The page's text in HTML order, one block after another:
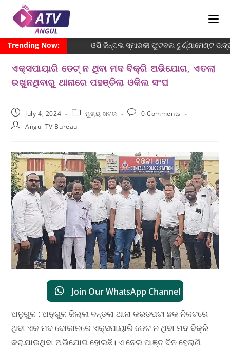
Trending Now: ଓପି ଜିନ୍ଦଲ ସ୍ମାରକୀ ଫୁଟବଲ ଟୁର୍ଣ୍ଣାମେଣ୍ଟ
ଏକ୍ସପାୟାରି ଡେଟ୍ ନ ଥିବା ମଦ ବିକ୍ରି ଅଭିଯୋଗ, ଏତଲା
ରଖୁନଥିବାରୁ ଥାନାରେ ପହଞ୍ଚିଲା ଓକିଲ ସଂଘ
July 4, 2024 ମୁଖ୍ୟ ଖବର
0 Comments
Angul TV Bureau
Join Our WhatsApp Channel
ଅନୁଗୁଳ : ଅନୁଗୁଳ ଜିଲ୍ଲା ବନ୍ତଳା ଥାନା କରତପଟା ଛକ ନିକଟରେ
ଥିବା ଏକ ମଦ ଦୋକାନରେ ଏକ୍ସପାୟାରି ଡେଟ ନ ଥିବା ମଦ ବିକ୍ରି
କରାଯାଉଥିବା ଅଭିଯୋଗ ହୋଇଛି। ଏ ନେଇ ପାଞ୍ଚ ଦିନ ହେଲାଣି